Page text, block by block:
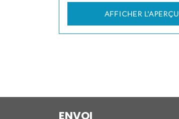
AFFICHER L'APERÇU
ENVOI